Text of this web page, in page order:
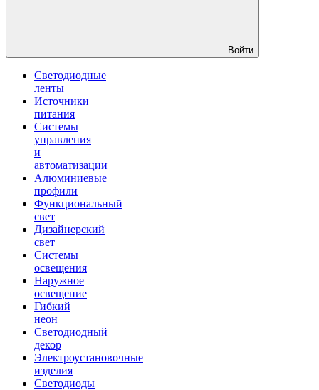
Войти
Светодиодные
ленты
Источники
питания
Системы
управления
и
автоматизации
Алюминиевые
профили
Функциональный
свет
Дизайнерский
свет
Системы
освещения
Наружное
освещение
Гибкий
неон
Светодиодный
декор
Электроустановочные
изделия
Светодиоды